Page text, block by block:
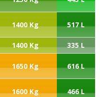
1400 Kg 517 L
1400 Kg
335 L
1650 Kg 616 L
1600 Kg 466 L